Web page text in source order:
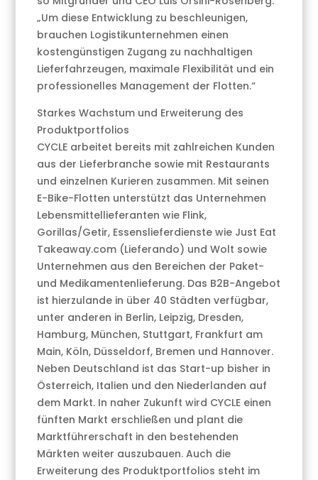
„Um diese Entwicklung zu beschleunigen,
brauchen Logistikunternehmen einen
kostengünstigen Zugang zu nachhaltigen
Lieferfahrzeugen, maximale Flexibilität und ein
professionelles Management der Flotten.“
Starkes Wachstum und Erweiterung des
Produktportfolios
CYCLE arbeitet bereits mit zahlreichen Kunden
aus der Lieferbranche sowie mit Restaurants
und einzelnen Kurieren zusammen. Mit seinen
E-Bike-Flotten unterstützt das Unternehmen
Lebensmittellieferanten wie Flink,
Gorillas/Getir, Essenslieferdienste wie Just Eat
Takeaway.com (Lieferando) und Wolt sowie
Unternehmen aus den Bereichen der Paket-
und Medikamentenlieferung. Das B2B-Angebot
ist hierzulande in über 40 Städten verfügbar,
unter anderen in Berlin, Leipzig, Dresden,
Hamburg, München, Stuttgart, Frankfurt am
Main, Köln, Düsseldorf, Bremen und Hannover.
Neben Deutschland ist das Start-up bisher in
Österreich, Italien und den Niederlanden auf
dem Markt. In naher Zukunft wird CYCLE einen
fünften Markt erschließen und plant die
Marktführerschaft in den bestehenden
Märkten weiter auszubauen. Auch die
Erweiterung des Produktportfolios steht im